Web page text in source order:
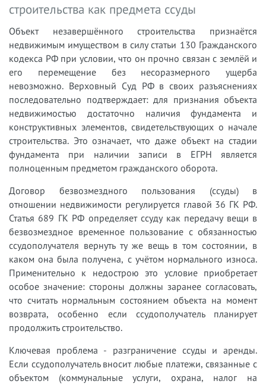
строительства как предмета ссуды
Объект незавершённого строительства признаётся
недвижимым имуществом в силу статьи 130 Гражданского
кодекса РФ при условии, что он прочно связан с землёй и
его перемещение без несоразмерного ущерба
невозможно. Верховный Суд РФ в своих разъяснениях
последовательно подтверждает: для признания объекта
недвижимостью достаточно наличия фундамента и
конструктивных элементов, свидетельствующих о начале
строительства. Это означает, что даже объект на стадии
фундамента при наличии записи в ЕГРН является
полноценным предметом гражданского оборота.
Договор безвозмездного пользования (ссуды) в
отношении недвижимости регулируется главой 36 ГК РФ.
Статья 689 ГК РФ определяет ссуду как передачу вещи в
безвозмездное временное пользование с обязанностью
ссудополучателя вернуть ту же вещь в том состоянии, в
каком она была получена, с учётом нормального износа.
Применительно к недострою это условие приобретает
особое значение: стороны должны заранее согласовать,
что считать нормальным состоянием объекта на момент
возврата, особенно если ссудополучатель планирует
продолжить строительство.
Ключевая проблема - разграничение ссуды и аренды.
Если ссудополучатель вносит любые платежи, связанные с
объектом (коммунальные услуги, охрана, налог на